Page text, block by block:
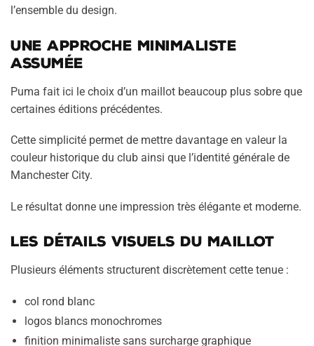
l’ensemble du design.
Une approche minimaliste
assumée
Puma fait ici le choix d’un maillot beaucoup plus sobre que
certaines éditions précédentes.
Cette simplicité permet de mettre davantage en valeur la
couleur historique du club ainsi que l’identité générale de
Manchester City.
Le résultat donne une impression très élégante et moderne.
Les détails visuels du maillot
Plusieurs éléments structurent discrètement cette tenue :
col rond blanc
logos blancs monochromes
finition minimaliste sans surcharge graphique